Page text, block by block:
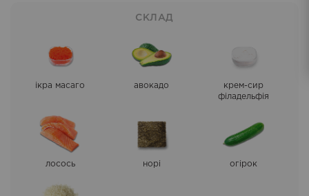
СКЛАД
ікра масаго авокадо
крем-сир
філадельфія
лосось норі огірок